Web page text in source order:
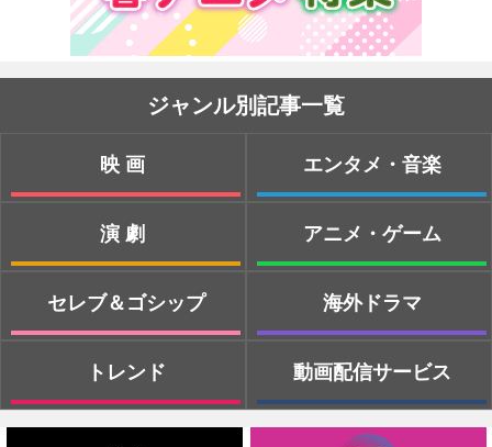
ジャンル別記事一覧
映画
演劇
セレブ＆ゴシップ
トレンド
エンタメ・音楽
アニメ・ゲーム
海外ドラマ
動画配信サービス